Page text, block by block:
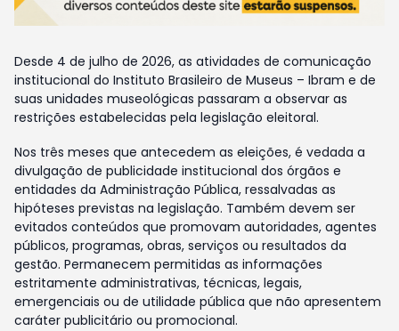
Desde 4 de julho de 2026, as atividades de comunicação
institucional do Instituto Brasileiro de Museus – Ibram e de
suas unidades museológicas passaram a observar as
restrições estabelecidas pela legislação eleitoral.
Nos três meses que antecedem as eleições, é vedada a
divulgação de publicidade institucional dos órgãos e
entidades da Administração Pública, ressalvadas as
hipóteses previstas na legislação. Também devem ser
evitados conteúdos que promovam autoridades, agentes
públicos, programas, obras, serviços ou resultados da
gestão. Permanecem permitidas as informações
estritamente administrativas, técnicas, legais,
emergenciais ou de utilidade pública que não apresentem
caráter publicitário ou promocional.